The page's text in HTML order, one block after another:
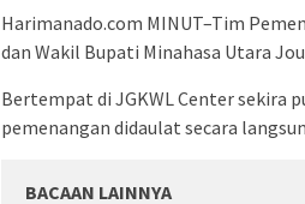
Harimanado.com MINUT–Tim
dan Wakil Bupati Minahasa Utara
Bertempat di JGKWL Center sekira
pemenangan didaulat secara
BACAAN LAINNYA